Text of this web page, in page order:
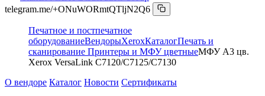
telegram.me/+ONuWORmtQTljN2Q6
Печатное и постпечатное
оборудованиеВендорыXeroxКаталогПечать и
сканирование Принтеры и МФУ цветныеМФУ A3 цв.
Xerox VersaLink C7120/C7125/C7130
О вендоре Каталог Новости Сертификаты